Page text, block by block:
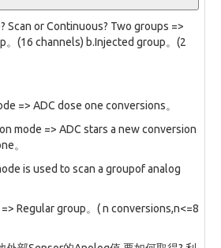
Scan or Continuous? Two groups =>
。(16 channels) b.Injected group。(2
=> ADC dose one conversions。
mode => ADC stars a new conversion
。
is used to scan a groupof analog
Regular group。( n conversions,n<=8